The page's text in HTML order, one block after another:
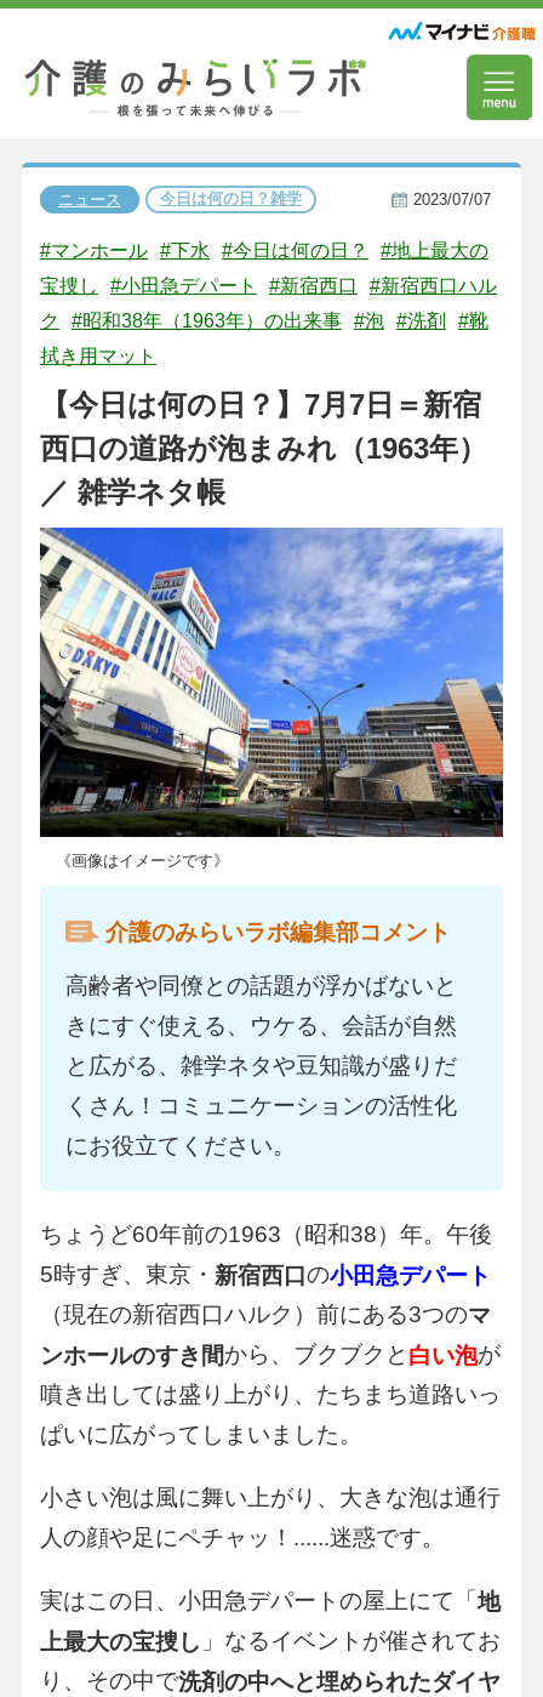
ニュース 今日は何の日？雑学 2023/07/07
#マンホール #下水 #今日は何の日？
#地上最大の
宝捜し
#小田急デパート #新宿西口
#新宿西口ハル
ク
#昭和38年（1963年）の出来事 #泡 #洗剤
#靴
拭き用マット
【今日は何の日？】7月7日＝新宿
西口の道路が泡まみれ（1963年）
／ 雑学ネタ帳
《画像はイメージです》
介護のみらいラボ編集部コメント
高齢者や同僚との話題が浮かばないと
きにすぐ使える、ウケる、会話が自然
と広がる、雑学ネタや豆知識が盛りだ
くさん！コミュニケーションの活性化
にお役立てください。
ちょうど60年前の1963（昭和38）年。午後
5時すぎ、東京・ 新宿西口の小田急デパート
（現在の新宿西口ハルク）前にある3つのマ
ンホールのすき間から、ブクブクと 白い泡が
噴き出しては盛り上がり、たちまち道路いっ
ぱいに広がってしまいました。
小さい泡は風に舞い上がり、大きな泡は通行
人の顔や足にペチャッ！......迷惑です。
実はこの日、小田急デパートの屋上にて「地
上最大の宝捜し 」なるイベントが催されてお
り、その中で洗剤の中へと埋められたダイヤ